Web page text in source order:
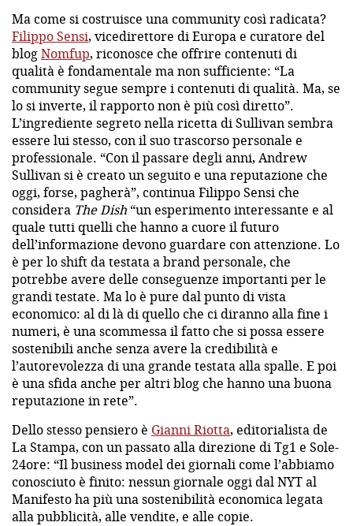
Ma come si costruisce una community così radicata?
Filippo Sensi, vicedirettore di Europa e curatore del
blogNomfup, riconosce che offrire contenuti di
qualità è fondamentale ma non sufficiente: “La
community segue sempre i contenuti di qualità. Ma, se
lo si inverte, il rapporto non è più così diretto”.
L’ingrediente segreto nella ricetta di Sullivan sembra
essere lui stesso, con il suo trascorso personale e
professionale. “Con il passare degli anni, Andrew
Sullivan si è creato un seguito e una reputazione che
oggi, forse, pagherà”, continua Filippo Sensi che
considera The Dish “un esperimento interessante e al
quale tutti quelli che hanno a cuore il futuro
dell’informazione devono guardare con attenzione. Lo
è per lo shift da testata a brand personale, che
potrebbe avere delle conseguenze importanti per le
grandi testate. Ma lo è pure dal punto di vista
economico: al di là di quello che ci diranno alla fine i
numeri, è una scommessa il fatto che si possa essere
sostenibili anche senza avere la credibilità e
l’autorevolezza di una grande testata alla spalle. E poi
è una sfida anche per altri blog che hanno una buona
reputazione in rete”.
Dello stesso pensiero è Gianni Riotta, editorialista de
La Stampa, con un passato alla direzione di Tg1 e Sole-
24ore: “Il business model dei giornali come l’abbiamo
conosciuto è finito: nessun giornale oggi dal NYT al
Manifesto ha più una sostenibilità economica legata
alla pubblicità, alle vendite, e alle copie.